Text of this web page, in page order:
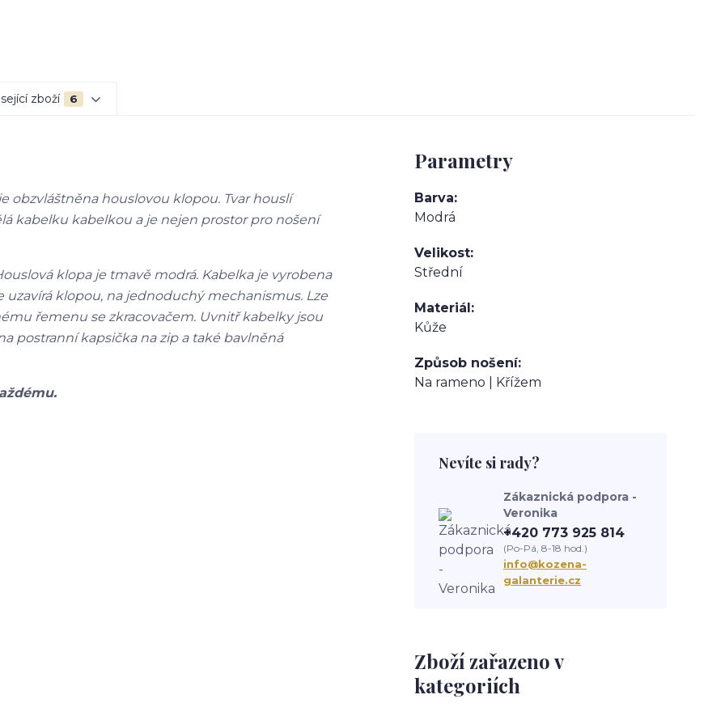
zboží 6
obzvláštněna houslovou klopou. Tvar houslí
kabelku kabelkou a je nejen prostor pro nošení
klopa je tmavě modrá. Kabelka je vyrobena
klopou, na jednoduchý mechanismus. Lze
řemenu se zkracovačem. Uvnitř kabelky jsou
postranní kapsička na zip a také bavlněná
Parametry
Barva
Modrá
Velikost
Střední
Materiál
Kůže
Způsob nošení
Na rameno | Křížem
Zboží zařazeno v
kategoriích
Nevíte si rady?
Zákaznická podpora -
Veronika
+420 773 925 814
(Po-Pá, 8-18 hod.)
info@kozena-
galanterie.cz